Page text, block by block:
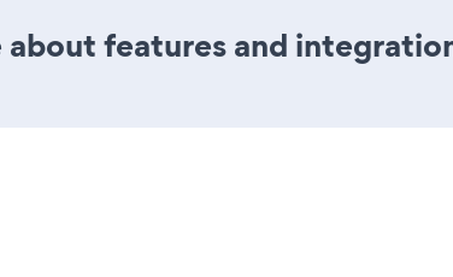
features and